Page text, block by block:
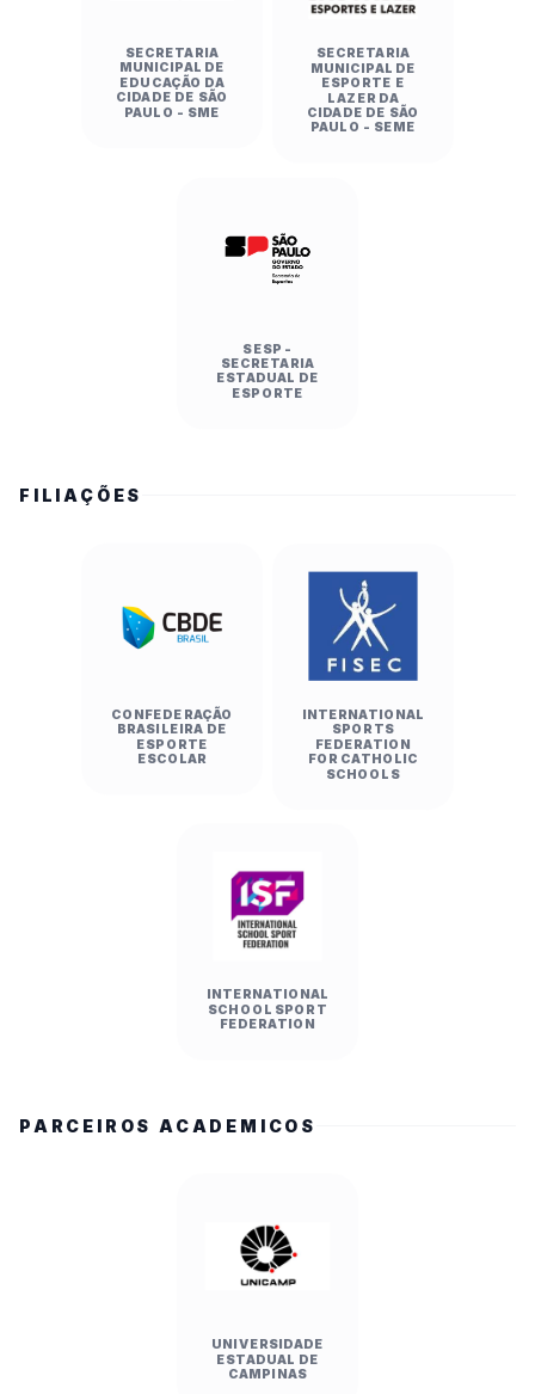
SECRETARIA
MUNICIPAL DE
EDUCAÇÃO DA
CIDADE DE SÃO
PAULO - SME
SECRETARIA
MUNICIPAL DE
ESPORTE E
LAZER DA
CIDADE DE SÃO
PAULO - SEME
SESP -
SECRETARIA
ESTADUAL DE
ESPORTE
FILIAÇÕES
CONFEDERAÇÃO
BRASILEIRA DE
ESPORTE
ESCOLAR
INTERNATIONAL
SPORTS
FEDERATION
FOR CATHOLIC
SCHOOLS
INTERNATIONAL
SCHOOL SPORT
FEDERATION
PARCEIROS ACADEMICOS
UNIVERSIDADE
ESTADUAL DE
CAMPINAS